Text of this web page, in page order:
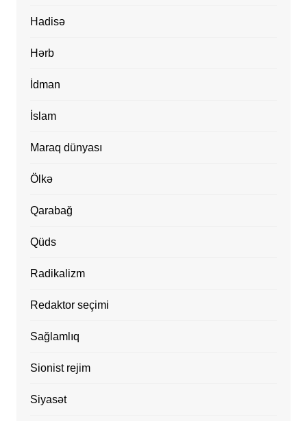
Hadisə
Hərb
İdman
İslam
Maraq dünyası
Ölkə
Qarabağ
Qüds
Radikalizm
Redaktor seçimi
Sağlamlıq
Sionist rejim
Siyasət